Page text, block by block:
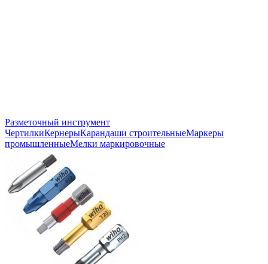
Разметочный инструмент
ЧертилкиКернерыКарандаши строительныеМаркеры
промышленныеМелки маркировочные